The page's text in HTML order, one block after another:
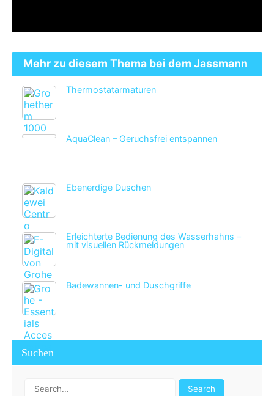
Mehr zu diesem Thema bei dem Jassmann
Thermostatarmaturen
AquaClean – Geruchsfrei entspannen
Ebenerdige Duschen
Erleichterte Bedienung des Wasserhahns –
mit visuellen Rückmeldungen
Badewannen- und Duschgriffe
Suchen